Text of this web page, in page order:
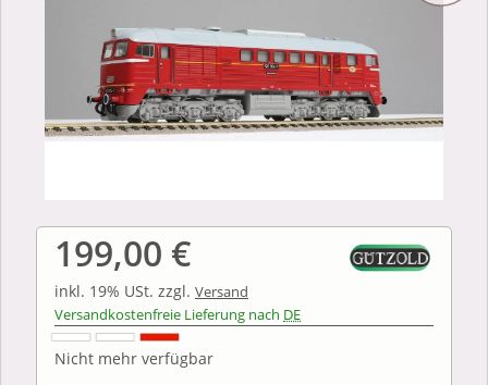
199,00 €
inkl. 19% USt. zzgl. Versand
Versandkostenfreie Lieferung nach DE
Nicht mehr verfügbar